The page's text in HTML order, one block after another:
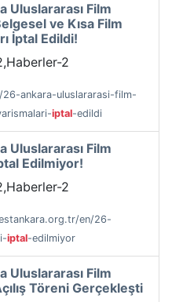
Uluslararası Film
ve Kısa Film
İptal Edildi!
2
ankara-uluslararasi-film-
iptal-edildi
Uluslararası Film
Edilmiyor!
2
en/26-
iptal-edilmiyor
Uluslararası Film
Töreni Gerçekleşti